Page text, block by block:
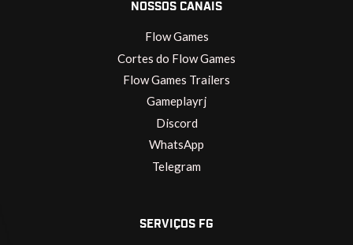
NOSSOS CANAIS
Flow Games
Cortes do Flow Games
Flow Games Trailers
Gameplayrj
Discord
WhatsApp
Telegram
SERVIÇOS FG